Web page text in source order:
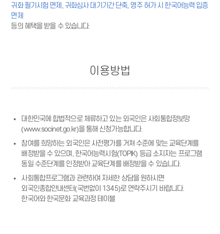
귀화 필기시험 면제, 귀화심사 대기기간 단축, 영주 허가 시 한국어능력 입증
면제
등의 혜택을 받을 수 있습니다.
이용방법
대한민국에 합법적으로 체류하고 있는 외국인은 사회통합정보망
(www.socinet.go.kr)을 통해 신청가능합니다.
참여를 희망하는 외국인은 사전평가를 거쳐 수준에 맞는 교육단계를
배정받을 수 있으며, 한국어능력시험(TOPIK) 등급 소지자는 프로그램
동일 수준단계를 인정받아 교육단계를 배정받을 수 있습니다.
사회통합프로그램과 관련하여 자세한 상담을 원하시면
외국인종합안내센터(국번없이 1345)로 연락주시기 바랍니다.
한국어와 한국문화 교육과정 테이블